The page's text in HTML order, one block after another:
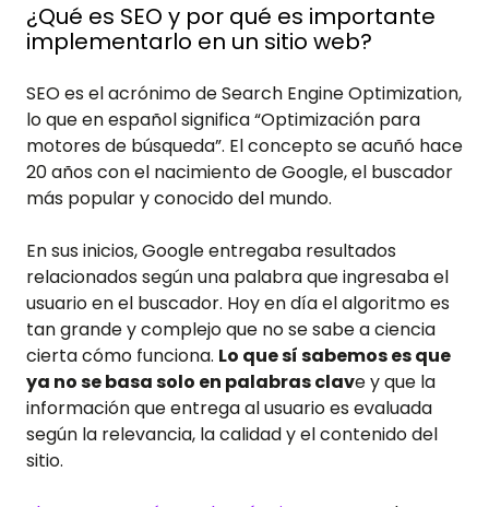
¿Qué es SEO y por qué es importante
implementarlo en un sitio web?
SEO es el acrónimo de Search Engine Optimization,
lo que en español significa “Optimización para
motores de búsqueda”. El concepto se acuñó hace
20 años con el nacimiento de Google, el buscador
más popular y conocido del mundo.
En sus inicios, Google entregaba resultados
relacionados según una palabra que ingresaba el
usuario en el buscador. Hoy en día el algoritmo es
tan grande y complejo que no se sabe a ciencia
cierta cómo funciona. Lo que sí sabemos es que
ya no se basa solo en palabras clave y que la
información que entrega al usuario es evaluada
según la relevancia, la calidad y el contenido del
sitio.